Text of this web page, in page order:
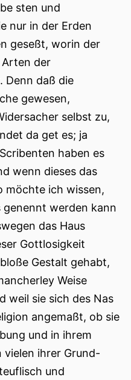
sten und
nur in der Erden
geseßt, worin der
Arten der
Denn daß die
gewesen,
selbst zu,
da get es; ja
haben es
wenn dieses das
möchte ich wissen,
genennt werden kann
das Haus
Gottlosigkeit
Gestalt gehabt,
Weise
weil sie sich des Nas
angemaßt, ob sie
und in ihrem
vielen ihrer Grund-
und